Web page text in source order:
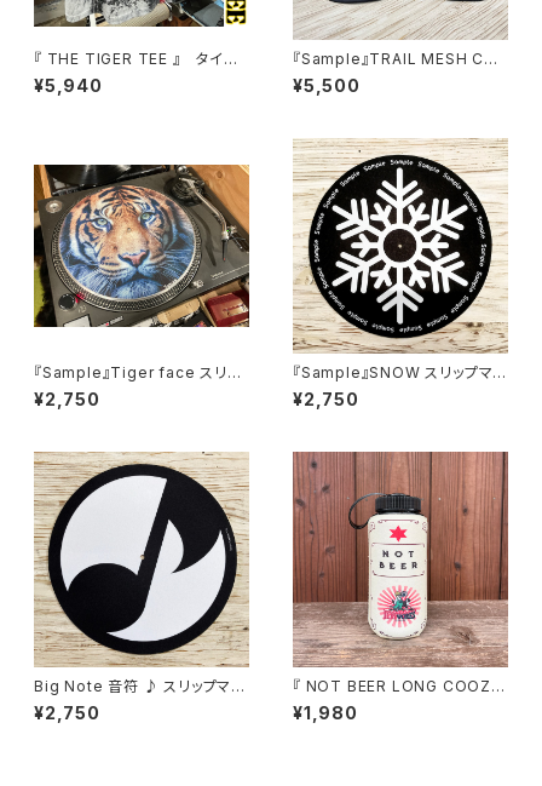
『 THE TIGER TEE 』 タイガ
ー フェイス Tシャツ 虎柄 虎顔
T.T.T【Sample】
¥5,940
『Sample』TRAIL MESH CAP
トレイルメッシュキャップ
¥5,500
『Sample』Tiger face スリッ
プマット ターンテーブルマット フ
ェルト製 12インチ
¥2,750
『Sample』SNOW スリップマッ
ト ターンテーブルマット フェルト
製 12インチ
¥2,750
Big Note 音符 ♪ スリップマッ
ト ターンテーブルマット フェルト
製 12インチ
¥2,750
『 NOT BEER LONG COOZIE
FLATWORKS LABEL』 ナルゲ
ンボトル 広口 0.5L 対応 ボトル
¥1,980